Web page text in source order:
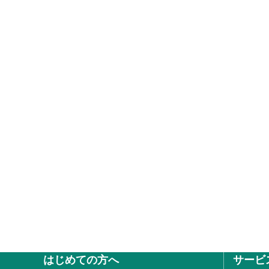
はじめての方へ サービ